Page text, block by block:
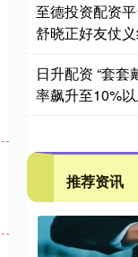
至德投资配资
舒晓正好友仗
日升配资 “套
率飙升至10%以
推荐资讯